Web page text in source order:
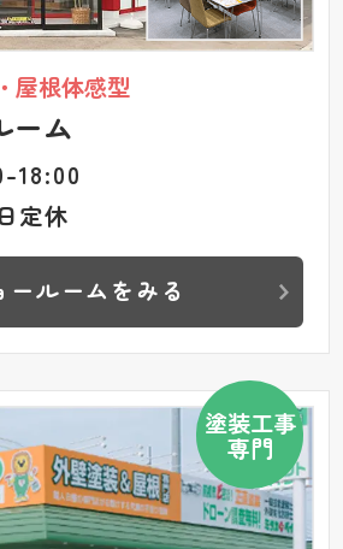
屋根体感型
ーム
18:00
定休
ールームをみる
塗装工事
専門